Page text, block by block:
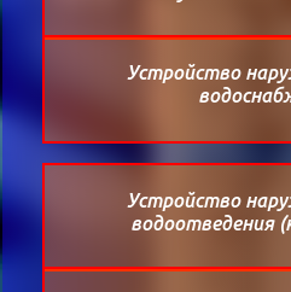
Устройство
Устройство
водоотведения